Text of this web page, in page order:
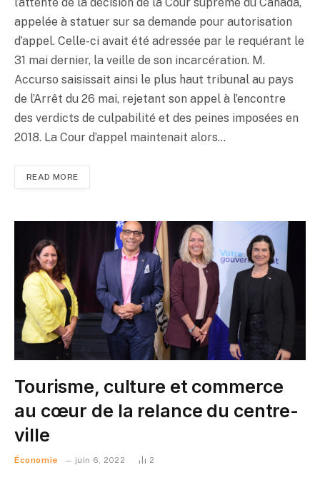
appelée à statuer sur sa demande pour autorisation
d’appel. Celle-ci avait été adressée par le requérant le
31 mai dernier, la veille de son incarcération. M.
Accurso saisissait ainsi le plus haut tribunal au pays
de l’Arrêt du 26 mai, rejetant son appel à l’encontre
des verdicts de culpabilité et des peines imposées en
2018. La Cour d’appel maintenait alors…
READ MORE
Tourisme, culture et commerce
au cœur de la relance du centre-
ville
Économie juin 6, 2022 2